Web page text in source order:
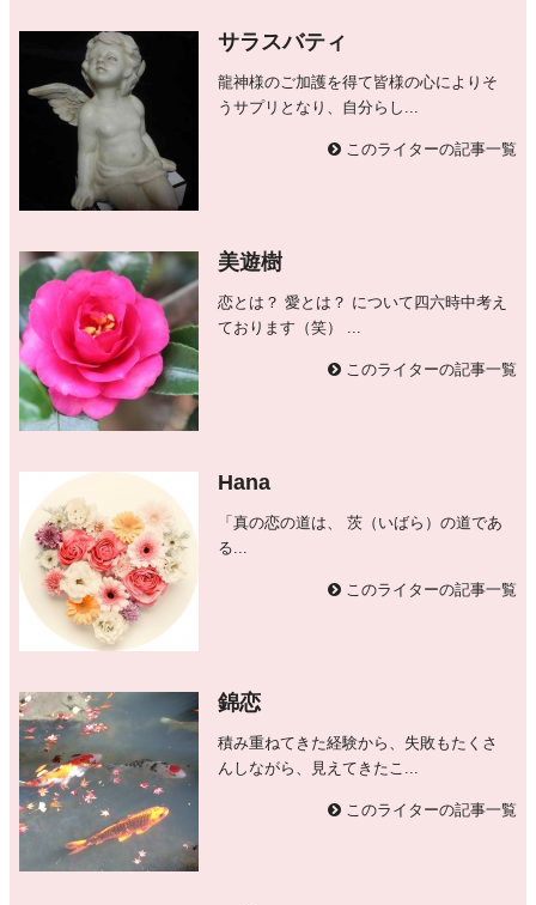
サラスバティ
龍神様のご加護を得て皆様の心によりそ
うサプリとなり、自分らし...
このライターの記事一覧
美遊樹
恋とは？ 愛とは？ について四六時中考え
ております（笑） ...
このライターの記事一覧
Hana
「真の恋の道は、 茨（いばら）の道であ
る...
このライターの記事一覧
錦恋
積み重ねてきた経験から、失敗もたくさ
んしながら、見えてきたこ...
このライターの記事一覧